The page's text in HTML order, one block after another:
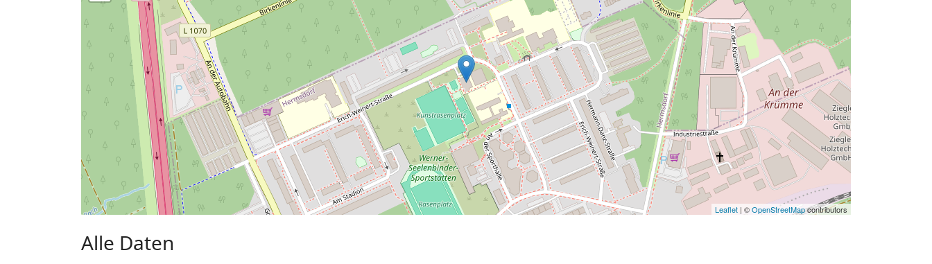
Leaflet | ©OpenStreetMapcontributors
Alle Daten